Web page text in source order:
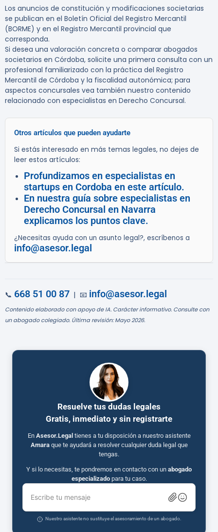
Los anuncios de constitución y modificaciones societarias
se publican en el Boletín Oficial del Registro Mercantil
(BORME) y en el Registro Mercantil provincial que
corresponda.
Si desea una valoración concreta o comparar abogados
societarios en Córdoba, solicite una primera consulta con un
profesional familiarizado con la práctica del Registro
Mercantil de Córdoba y la fiscalidad autonómica; para
aspectos concursales vea también nuestro contenido
relacionado con especialistas en Derecho Concursal.
Otros artículos que pueden ayudarte
Si estás interesado en más temas legales, no dejes de
leer estos artículos:
Profundizamos en especialistas en
startups en Cordoba en este artículo.
En nuestra guía sobre especialistas en
Derecho Concursal en Navarra
explicamos los puntos clave.
¿Necesitas ayuda con un asunto legal?, escríbenos a
info@asesor.legal
📞 668 51 00 87 | 📧 info@asesor.legal
Contenido elaborado con apoyo de IA. Carácter informativo. Consulte con
un abogado colegiado. Última revisión: Mayo 2026.
Resuelve tus dudas legales
Gratis, inmediato y sin registrarte
En Asesor.Legal tienes a tu disposición a nuestro asistente
Amaraque te ayudará a resolver cualquier duda legal que
tengas.
Y si lo necesitas, te pondremos en contacto con un abogado
especializadopara tu caso.
Escribe tu mensaje
Nuestro asistente no sustituye el asesoramiento de un abogado.